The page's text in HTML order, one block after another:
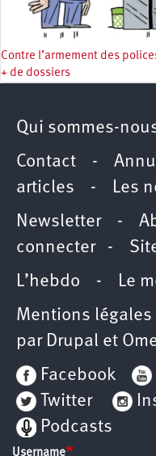
Contre l’armement des
+ de dossiers
Qui sommes-
Contact -
articles - Les
Newsletter-
connecter-
L’hebdo - Le
Mentions
par Drupal et
Facebook
Twitter
Podcasts
Username